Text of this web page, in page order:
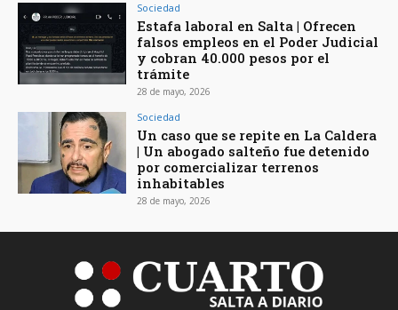
Sociedad
Estafa laboral en Salta | Ofrecen
falsos empleos en el Poder Judicial
y cobran 40.000 pesos por el
trámite
28 de mayo, 2026
Sociedad
Un caso que se repite en La Caldera
| Un abogado salteño fue detenido
por comercializar terrenos
inhabitables
28 de mayo, 2026